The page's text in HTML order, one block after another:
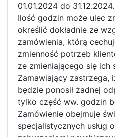
01.01.2024 do 31.12.2024.
Ilość godzin może ulec
określić dokładnie ze
zamówienia, którą
zmienność potrzeb
ze zmieniającego się ich
Zamawiający zastrzega,
będzie ponosił żadnej
tylko część ww. godzin
Zamówienie obejmuje
specjalistycznych usług